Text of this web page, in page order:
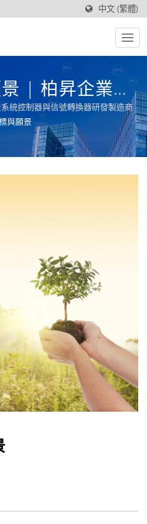
中文 (繁體)
| 柏昇企業股
統控制器與信號轉換器研發製造商
與願景